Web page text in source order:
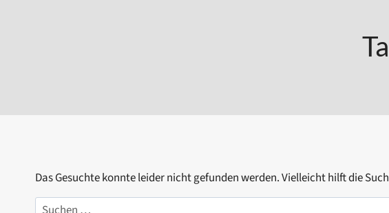
Das Gesuchte konnte leider nicht gefunden werden. Vielleicht hilft die
Suchen